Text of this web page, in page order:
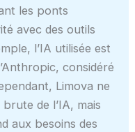
les ponts
avec des outils
l’IA utilisée est
considéré
Limova ne
de l’IA, mais
aux besoins des